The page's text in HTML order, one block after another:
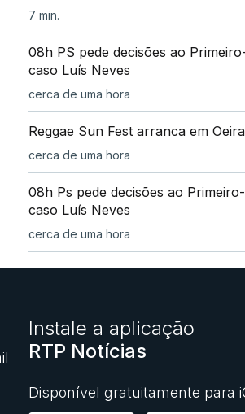
7 min.
08h PS pede decisões ao
caso Luís Neves
cerca de uma hora
Reggae Sun Fest arranca em
cerca de uma hora
08h Ps pede decisões ao
caso Luís Neves
cerca de uma hora
Instale a aplicação
RTP Notícias
Disponível gratuitamente para